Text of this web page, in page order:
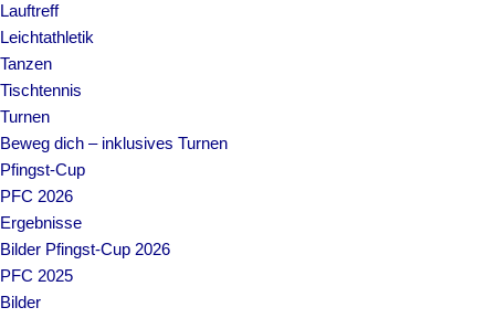
Lauftreff
Leichtathletik
Tanzen
Tischtennis
Turnen
Beweg dich – inklusives Turnen
Pfingst-Cup
PFC 2026
Ergebnisse
Bilder Pfingst-Cup 2026
PFC 2025
Bilder